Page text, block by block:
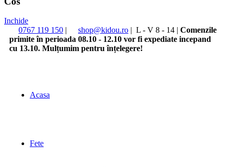
Inchide
0767 119 150 | shop@kidou.ro | L - V 8 - 14 | Comenzile
primite în perioada 08.10 - 12.10 vor fi expediate incepand
cu 13.10. Mulțumim pentru înțelegere!
Acasa
Fete